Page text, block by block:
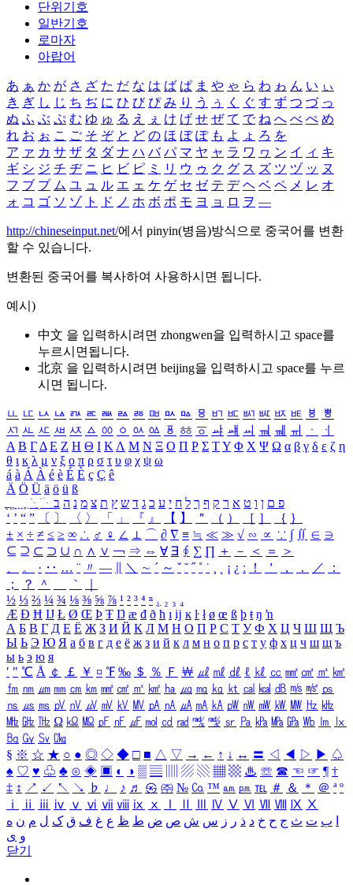
단위기호
일반기호
로마자
아랍어
あ ぁ か が さ ざ た だ な は ば ぱ ま や ゃ ら わ ゎ ん い ぃ
き ぎ し じ ち ぢ に ひ び ぴ み り う ぅ く ぐ す ず つ づ っ
ぬ ふ ぶ ぷ む ゆ ゅ る え ぇ け げ せ ぜ て で ね へ べ ぺ め
れ お ぉ こ ご そ ぞ と ど の ほ ぼ ぽ も よ ょ ろ を
ア ァ カ サ ザ タ ダ ナ ハ バ パ マ ヤ ャ ラ ワ ヮ ン イ ィ キ
ギ シ ジ チ ヂ ニ ヒ ビ ピ ミ リ ウ ゥ ク グ ス ズ ツ ヅ ッ ヌ
フ ブ プ ム ユ ュ ル エ ェ ケ ゲ セ ゼ テ デ ヘ ベ ペ メ レ オ
ォ コ ゴ ソ ゾ ト ド ノ ホ ボ ポ モ ヨ ョ ロ ヲ ―
http://chineseinput.net/에서 pinyin(병음)방식으로 중국어를 변환
할 수 있습니다.
변환된 중국어를 복사하여 사용하시면 됩니다.
예시)
中文 을 입력하시려면 zhongwen을 입력하시고 space를
누르시면됩니다.
北京 을 입력하시려면 beijing을 입력하시고 space를 누르
시면 됩니다.
ㅥ ㅦ ㅧ ㅨ ㅩ ㅪ ㅫ ㅬ ㅭ ㅮ ㅯ ㅰ ㅱ ㅲ ㅳ ㅴ ㅵ ㅶ ㅷ ㅸ
ㅹ
ㅺ ㅻ ㅼ ㅽ ㅾ ㅿ ㆀ ㆁ ㆂ ㆃ ㆄ ㆅ ㆆ ㆇ ㆈ ㆉ ㆊ ㆋ ㆌ ㆍ
ㆎ
Α Β ΓΔ Ε Ζ Η Θ Ι ΚΛ Μ Ν Ξ Ο Π Ρ Σ ΤΥ Φ Χ Ψ Ω α β γ δ ε ζ η
θ ι κ λ μ ν ξ ο π ρ σ τ υ φ χ ψ ω
á à Á À é è É È ç Ç ê
Ä Ö Ü ä ö ü ß
ִֶֹ ֻּ ׁׂ פ ם ן ו ט א ר ק ף ך ל ח י ע כ ג ד ש ץ ת צ מ נ ה ב
‘ ’ “ ” 〔 〕 〈 〉 「 」 『 』 【 】 ＂ （ ） ［ ］ ｛ ｝
± × ÷ ≠ ≤ ≥ ∞ ∴ ♂ ♀ ∠ ⊥ ⌒ ∂ ∇ ≡ ≒ ≪ ≫ √ ∽ ∝ ∵ ∫ ∬ ∈ ∋
⊆ ⊇ ⊂ ⊃ ∪ ∩ ∧ ∨ ￢ ⇒ ⇔ ∀ ∃ ∮ ∑ ∏ ＋ － ＜ ＝
＞
、
。 · ‥ … ¨ 〃 ― ＼ ∼ ´ ～ ˇ ˘ ˝ ˚ ˙ ¸ ¡ ¿ ː ！ ＇ ， ． ／
：
；
？ ＾ ｀
½ ⅓ ⅔ ¼ ¾ ⅛ ⅜ ⅝ ⅞ ¹ ² ³ ⁴ ⁿ ₁ ₂ ₃ ₄
Æ Ð Ħ Ĳ Ł Ø Œ Þ Ŧ Ŋ æ đ ð ħ ı ĳ ĸ ŀ ł ø œ ß þ ŧ ŋ ŉ
А Б В Г Д Е Ё Ж З И Й К Л М Н О П Р С Т У Ф Х Ц Ч Ш Щ Ъ
Ы Ь Э Ю Я а б в г д е ё ж з и й к л м н о п р с т у ф х ц ч ш щ ъ
ы ь э ю я
′ ″ ℃ Å ￠ ￡ ￥ ¤ ℉ ‰ ＄ ％ Ｆ ￦ ㎕ ㎖ ㎗ ℓ ㎘ ㏄ ㎣ ㎤ ㎥ ㎦
㎙ ㎚ ㎛ ㎜ ㎝ ㎞ ㎟ ㎠ ㎡ ㎢ ㏊ ㎍ ㎎ ㎏ ㏏ ㎈ ㎉ ㏈ ㎧ ㎨ ㎰
㎱ ㎲ ㎳ ㎴ ㎵ ㎶ ㎷ ㎸ ㎹ ㎀ ㎁ ㎂ ㎃ ㎄ ㎺ ㎻ ㎽ ㎾ ㎿ ㎐ ㎑
㎒ ㎓ ㎔ Ω ㏀ ㏁ ㎊ ㎋ ㎌ ㏖ ㏅ ㎭ ㎮ ㎯ ㏛ ㎩ ㎪ ㎫ ㎬ ㏝ ㏐
㏓
㏃ ㏉ ㏜ ㏆
§ ※ ☆ ★ ○ ● ◎ ◇ ◆ □ ■ △ ▽ → ← ↑ ↓ ↔ 〓 ◁ ◀ ▷ ▶ ♤
♠ ♡ ♥ ♧ ♣ ⊙ ◈ ▣ ◐ ◑ ▒ ▤ ▨ ▧ ▦ ▩ ♨ ☏ ☎ ☜ ☞ ¶ †
‡ ↕ ↗ ↙ ↖ ↘ ♭ ♩ ♪ ♬ ㉿ ㈜ № ㏇ ™ ㏂ ㏘ ℡ ＃ ＆ ＊ ＠ ª º
ⅰ
ⅱ ⅲ ⅳ ⅴ ⅵ ⅶ ⅷ ⅸ ⅹ Ⅳ Ⅴ Ⅵ Ⅶ Ⅷ Ⅸ Ⅹ
ب ت ث ج ح خ د ذ ر ز س ش ص ض ط ظ ع غ ف ق ک ل م ن ه
و ی
닫기